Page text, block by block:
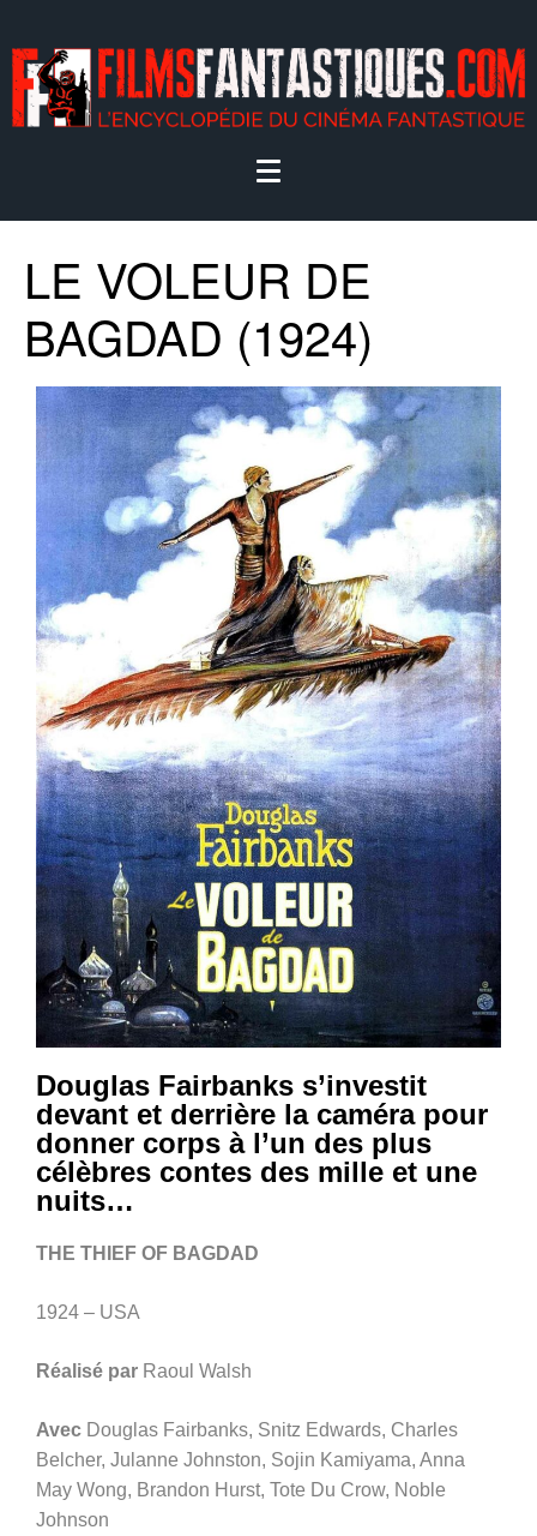
LE VOLEUR DE
BAGDAD (1924)
Douglas Fairbanks s’investit
devant et derrière la caméra pour
donner corps à l’un des plus
célèbres contes des mille et une
nuits…
THE THIEF OF BAGDAD
1924 – USA
Réalisé par Raoul Walsh
Avec Douglas Fairbanks, Snitz Edwards, Charles
Belcher, Julanne Johnston, Sojin Kamiyama, Anna
May Wong, Brandon Hurst, Tote Du Crow, Noble
Johnson